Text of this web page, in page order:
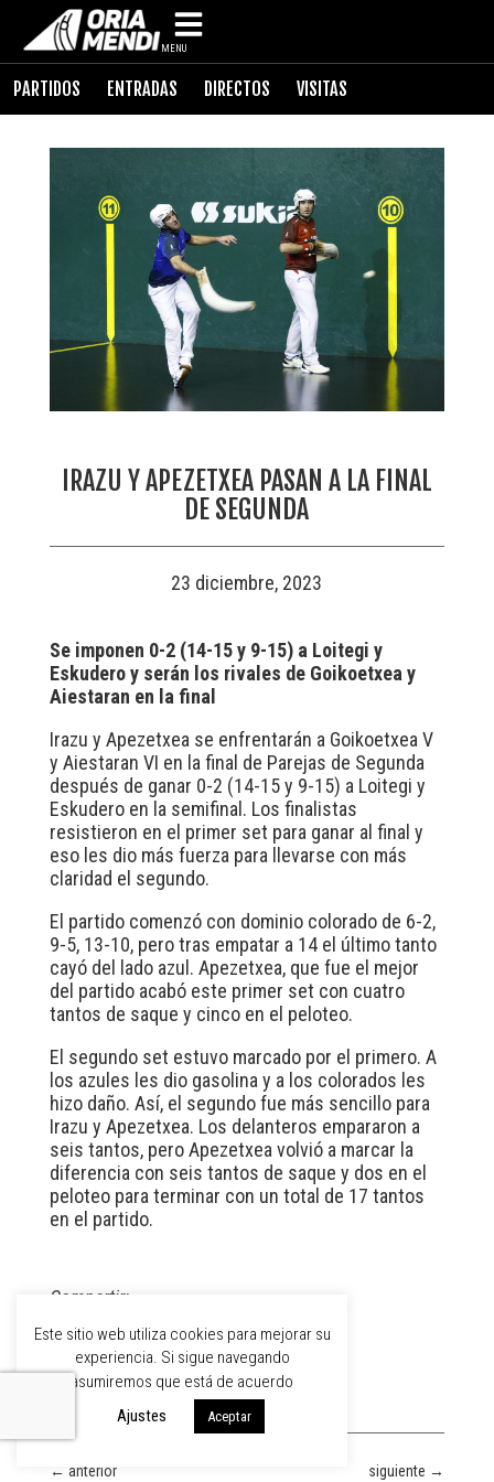
MENU
PARTIDOS ENTRADAS DIRECTOS VISITAS
IRAZU Y APEZETXEA PASAN A LA FINAL
DE SEGUNDA
23 diciembre, 2023
Se imponen 0-2 (14-15 y 9-15) a Loitegi y
Eskudero y serán los rivales de Goikoetxea y
Aiestaran en la final
Irazu y Apezetxea se enfrentarán a Goikoetxea V
y Aiestaran VI en la final de Parejas de Segunda
después de ganar 0-2 (14-15 y 9-15) a Loitegi y
Eskudero en la semifinal. Los finalistas
resistieron en el primer set para ganar al final y
eso les dio más fuerza para llevarse con más
claridad el segundo.
El partido comenzó con dominio colorado de 6-2,
9-5, 13-10, pero tras empatar a 14 el último tanto
cayó del lado azul. Apezetxea, que fue el mejor
del partido acabó este primer set con cuatro
tantos de saque y cinco en el peloteo.
El segundo set estuvo marcado por el primero. A
los azules les dio gasolina y a los colorados les
hizo daño. Así, el segundo fue más sencillo para
Irazu y Apezetxea. Los delanteros empararon a
seis tantos, pero Apezetxea volvió a marcar la
diferencia con seis tantos de saque y dos en el
peloteo para terminar con un total de 17 tantos
en el partido.
Compartir:
← anterior siguiente →
Este sitio web utiliza cookies para mejorar su
experiencia. Si sigue navegando
asumiremos que está de acuerdo
Ajustes
Aceptar